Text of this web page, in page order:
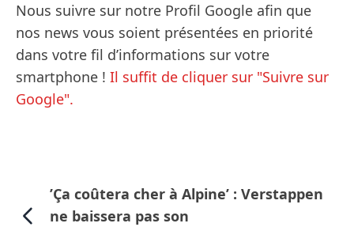
Nous suivre sur notre Profil Google afin que
nos news vous soient présentées en priorité
dans votre fil d’informations sur votre
smartphone ! Il suffit de cliquer sur "Suivre sur
Google".
’Ça coûtera cher à Alpine’ : Verstappen
ne baissera pas son